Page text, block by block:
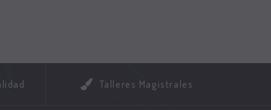
Talleres Magistrales